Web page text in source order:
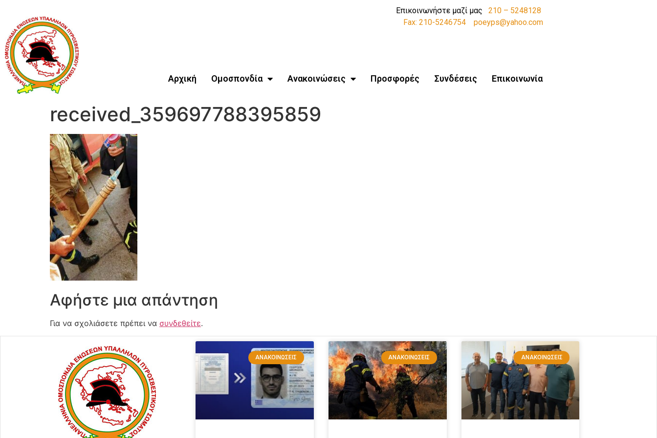
Επικοινωνήστε μαζί μας 210 – 5248128
Fax: 210-5246754
poeyps@yahoo.com
Αρχική Ομοσπονδία Ανακοινώσεις Προσφορές Συνδέσεις Επικοινωνία
received_359697788395859
Αφήστε μια απάντηση
Για να σχολιάσετε πρέπει να συνδεθείτε.
ΑΝΑΚΟΙΝΏΣΕΙΣ ΑΝΑΚΟΙΝΏΣΕΙΣ ΑΝΑΚΟΙΝΏΣΕΙΣ